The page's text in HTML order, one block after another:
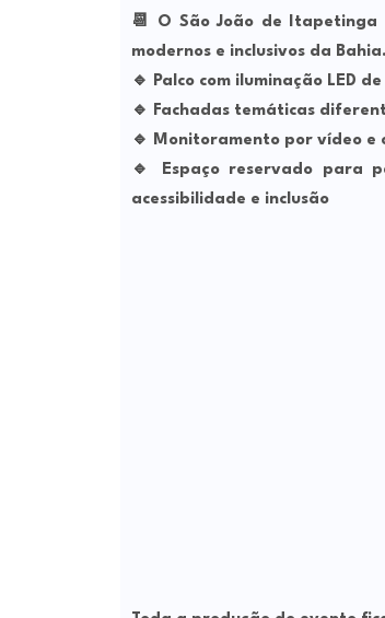
📆 O São João de
modernos e inclusivos da
🔹 Palco com iluminação LED
🔹 Fachadas temáticas
🔹 Monitoramento por vídeo e
🔹 Espaço reservado para
acessibilidade e inclusão